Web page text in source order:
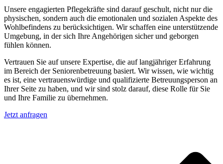
Unsere engagierten Pflegekräfte sind darauf geschult, nicht nur die
physischen, sondern auch die emotionalen und sozialen Aspekte des
Wohlbefindens zu berücksichtigen. Wir schaffen eine unterstützende
Umgebung, in der sich Ihre Angehörigen sicher und geborgen
fühlen können.
Vertrauen Sie auf unsere Expertise, die auf langjähriger Erfahrung
im Bereich der Seniorenbetreuung basiert. Wir wissen, wie wichtig
es ist, eine vertrauenswürdige und qualifizierte Betreuungsperson an
Ihrer Seite zu haben, und wir sind stolz darauf, diese Rolle für Sie
und Ihre Familie zu übernehmen.
Jetzt anfragen